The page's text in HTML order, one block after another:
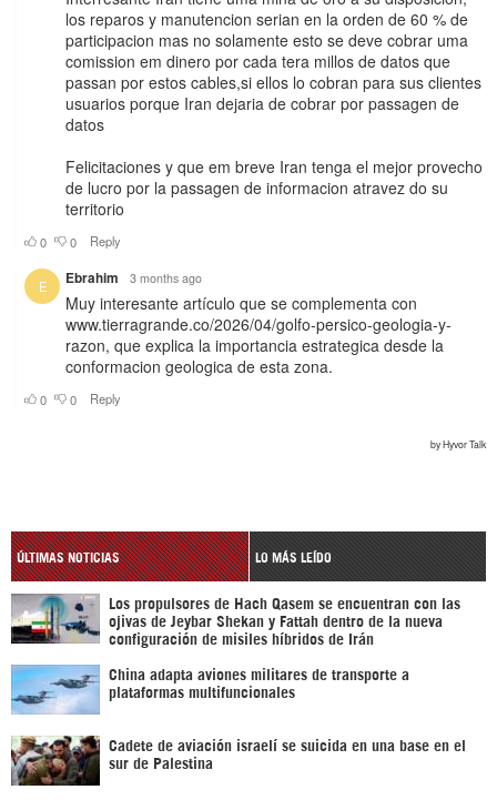
ÚLTIMAS NOTICIAS LO MÁS LEÍDO
Los propulsores de Hach Qasem se encuentran con las
ojivas de Jeybar Shekan y Fattah dentro de la nueva
configuración de misiles híbridos de Irán
China adapta aviones militares de transporte a
plataformas multifuncionales
Cadete de aviación israelí se suicida en una base en el
sur de Palestina